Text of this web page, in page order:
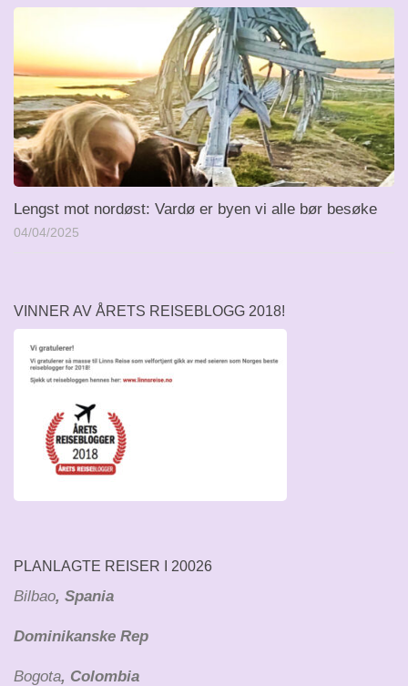
Lengst mot nordøst: Vardø er byen vi alle bør besøke
04/04/2025
VINNER AV ÅRETS REISEBLOGG 2018!
PLANLAGTE REISER I 20026
Bilbao, Spania
Dominikanske Rep
Bogota, Colombia